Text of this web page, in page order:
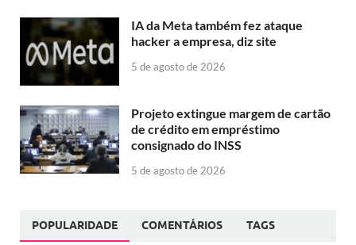
IA da Meta também fez ataque
hacker a empresa, diz site
5 de agosto de 2026
Projeto extingue margem de cartão
de crédito em empréstimo
consignado do INSS
5 de agosto de 2026
POPULARIDADE COMENTÁRIOS TAGS